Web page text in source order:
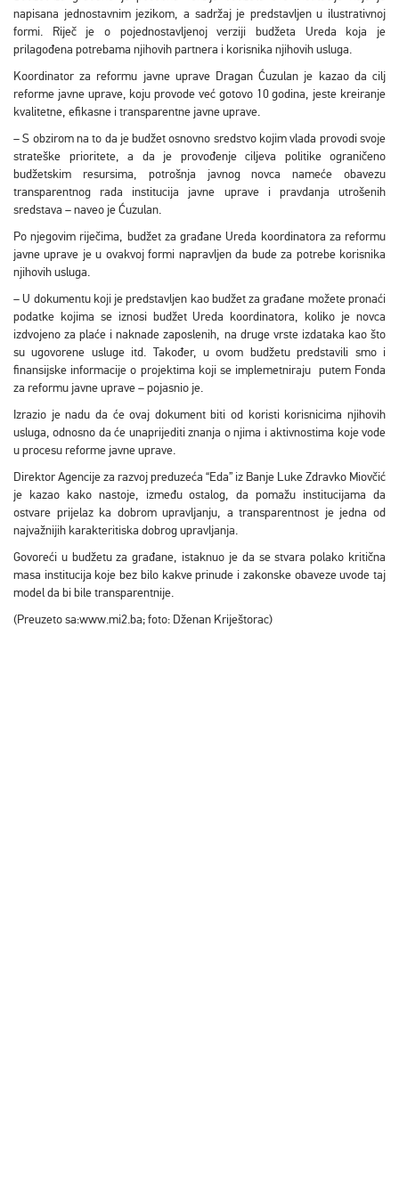
napisana jednostavnim jezikom, a sadržaj je predstavljen u ilustrativnoj
formi. Riječ je o pojednostavljenoj verziji budžeta Ureda koja je
prilagođena potrebama njihovih partnera i korisnika njihovih usluga.
Koordinator za reformu javne uprave Dragan Ćuzulan je kazao da cilj
reforme javne uprave, koju provode već gotovo 10 godina, jeste kreiranje
kvalitetne, efikasne i transparentne javne uprave.
– S obzirom na to da je budžet osnovno sredstvo kojim vlada provodi svoje
strateške prioritete, a da je provođenje ciljeva politike ograničeno
budžetskim resursima, potrošnja javnog novca nameće obavezu
transparentnog rada institucija javne uprave i pravdanja utrošenih
sredstava – naveo je Ćuzulan.
Po njegovim riječima, budžet za građane Ureda koordinatora za reformu
javne uprave je u ovakvoj formi napravljen da bude za potrebe korisnika
njihovih usluga.
– U dokumentu koji je predstavljen kao budžet za građane možete pronaći
podatke kojima se iznosi budžet Ureda koordinatora, koliko je novca
izdvojeno za plaće i naknade zaposlenih, na druge vrste izdataka kao što
su ugovorene usluge itd. Također, u ovom budžetu predstavili smo i
finansijske informacije o projektima koji se implemetniraju putem Fonda
za reformu javne uprave – pojasnio je.
Izrazio je nadu da će ovaj dokument biti od koristi korisnicima njihovih
usluga, odnosno da će unaprijediti znanja o njima i aktivnostima koje vode
u procesu reforme javne uprave.
Direktor Agencije za razvoj preduzeća “Eda” iz Banje Luke Zdravko Miovčić
je kazao kako nastoje, između ostalog, da pomažu institucijama da
ostvare prijelaz ka dobrom upravljanju, a transparentnost je jedna od
najvažnijih karakteritiska dobrog upravljanja.
Govoreći u budžetu za građane, istaknuo je da se stvara polako kritična
masa institucija koje bez bilo kakve prinude i zakonske obaveze uvode taj
model da bi bile transparentnije.
(Preuzeto sa:www.mi2.ba; foto: Dženan Kriještorac)